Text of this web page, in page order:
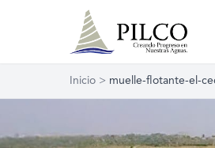
Inicio > muelle-flotante-el-